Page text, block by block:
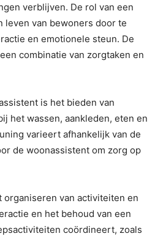
verblijven. De rol van een
leven van bewoners door te
en emotionele steun. De
combinatie van zorgtaken en
is het bieden van
het wassen, aankleden, eten en
varieert afhankelijk van de
de woonassistent om zorg op
organiseren van activiteiten en
en het behoud van een
coördineert, zoals